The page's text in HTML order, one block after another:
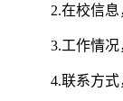
2.在校信息
3.工作情
4.联系方式